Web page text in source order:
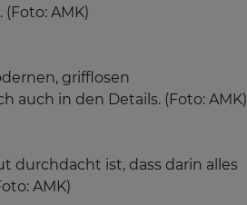
AMK)
grifflosen
auch in den Details. (Foto: AMK)
durchdacht ist, dass darin alles
AMK)